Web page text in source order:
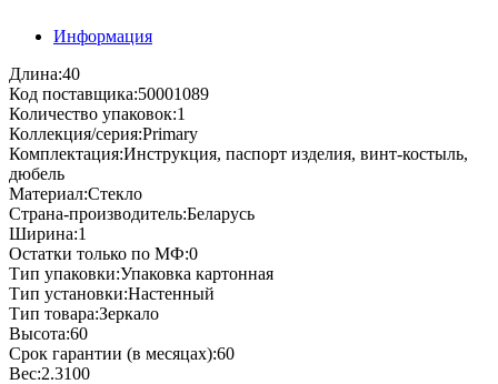
Информация
Длина:40
Код поставщика:50001089
Количество упаковок:1
Коллекция/серия:Primary
Комплектация:Инструкция, паспорт изделия, винт-костыль,
дюбель
Материал:Стекло
Страна-производитель:Беларусь
Ширина:1
Остатки только по МФ:0
Тип упаковки:Упаковка картонная
Тип установки:Настенный
Тип товара:Зеркало
Высота:60
Срок гарантии (в месяцах):60
Вес:2.3100